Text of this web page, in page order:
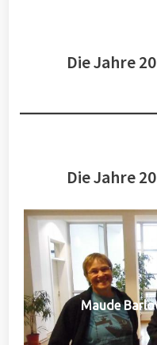
Die Jahre
Die Jahre
Maude